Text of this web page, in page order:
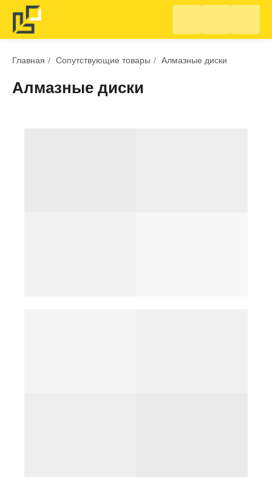
Главная / Сопутствующие товары / Алмазные диски
Алмазные диски